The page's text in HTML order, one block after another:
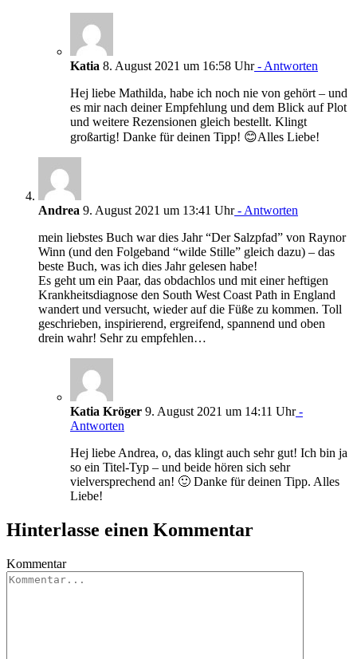
Katia 8. August 2021 um 16:58 Uhr- Antworten
Hej liebe Mathilda, habe ich noch nie von gehört – und
es mir nach deiner Empfehlung und dem Blick auf Plot
und weitere Rezensionen gleich bestellt. Klingt
großartig! Danke für deinen Tipp! 😊Alles Liebe!
Andrea 9. August 2021 um 13:41 Uhr- Antworten
mein liebstes Buch war dies Jahr “Der Salzpfad” von Raynor
Winn (und den Folgeband “wilde Stille” gleich dazu) – das
beste Buch, was ich dies Jahr gelesen habe!
Es geht um ein Paar, das obdachlos und mit einer heftigen
Krankheitsdiagnose den South West Coast Path in England
wandert und versucht, wieder auf die Füße zu kommen. Toll
geschrieben, inspirierend, ergreifend, spannend und oben
drein wahr! Sehr zu empfehlen…
Katia Kröger 9. August 2021 um 14:11 Uhr-
Antworten
Hej liebe Andrea, o, das klingt auch sehr gut! Ich bin ja
so ein Titel-Typ – und beide hören sich sehr
vielversprechend an! 🙂 Danke für deinen Tipp. Alles
Liebe!
Hinterlasse einen Kommentar
Kommentar